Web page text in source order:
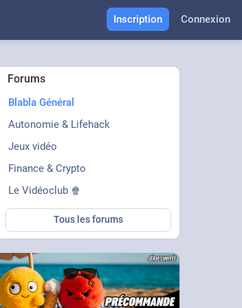
Inscription Connexion
Forums
Blabla Général
Autonomie & Lifehack
Jeux vidéo
Finance & Crypto
Le Vidéoclub 🍿
Tous les forums